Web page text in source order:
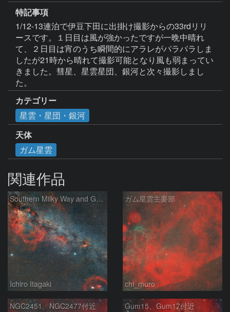
特記事項
1/12-13連泊で伊豆下田に出掛け撮影からの33rdリリ
ースです。１日目は風が強かったですが一晩中晴れ
て、２日目は宵のうち瞬間的にアラレがパラパラしま
したが21時から晴れて撮影可能となり風も弱まってい
きました。彗星、星雲星団、銀河と次々撮影しまし
た。
カテゴリー
星雲・星団・銀河
天体
ガム星雲
関連作品
Southern Milky Way and Gum Nebula
Ichiro Itagaki
ガム星雲主要部
chi_muro
NGC2451、NGC2477付近 Gum15、Gum17付近